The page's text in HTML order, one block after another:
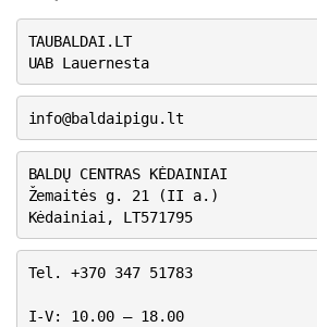
TAUBALDAI.LT
UAB Lauernesta
info@baldaipigu.lt
BALDŲ CENTRAS KĖDAINIAI
Žemaitės g. 21 (II a.)
Kėdainiai, LT571795
Tel. +370 347 51783
I-V: 10.00 – 18.00